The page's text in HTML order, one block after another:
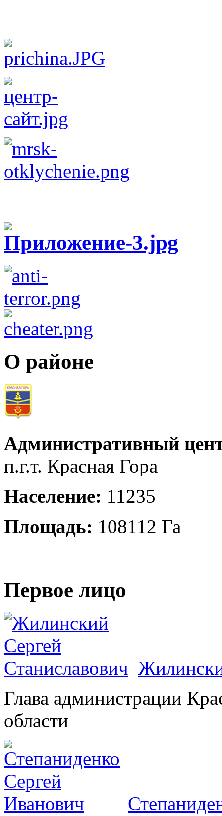
О районе
Административный
п.г.т. Красная Гора
Население: 11235
Площадь: 108112 Га
Первое лицо
Глава администрации
области